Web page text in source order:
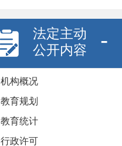
法定主动
公开内容
-
机构概况
教育规划
教育统计
行政许可